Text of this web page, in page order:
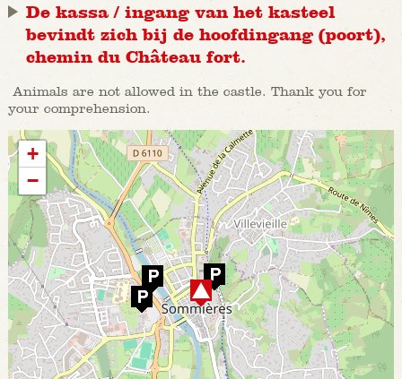
De kassa / ingang van het kasteel
bevindt zich bij de hoofdingang (poort),
chemin du Château fort.
Animals are not allowed in the castle. Thank you for
your comprehension.
+
−